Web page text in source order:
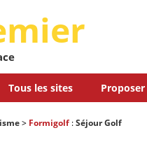
Tous les sites
> Formigolf :Séjour Golf